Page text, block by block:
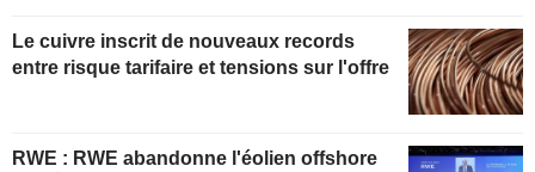
Le cuivre inscrit de nouveaux records
entre risque tarifaire et tensions sur l'offre
RWE : RWE abandonne l'éolien offshore